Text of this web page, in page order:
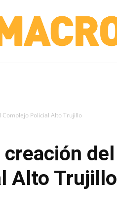
Policial Alto Trujillo
del
Alto Trujillo